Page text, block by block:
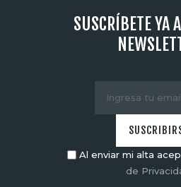
SUSCRÍBETE YA
Al enviar mi alta
de